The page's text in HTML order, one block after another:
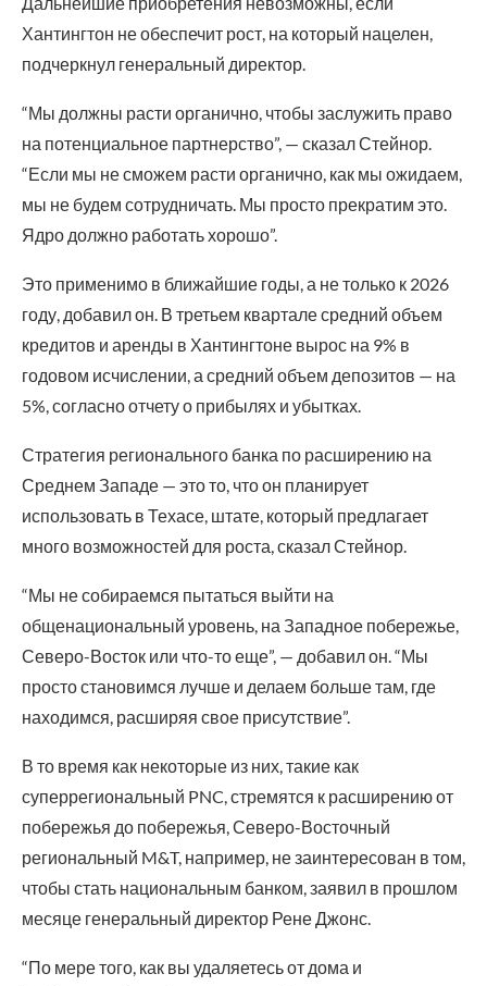
Хантингтон не обеспечит рост, на который нацелен,
подчеркнул генеральный директор.
“Мы должны расти органично, чтобы заслужить право
на потенциальное партнерство”, — сказал Стейнор.
“Если мы не сможем расти органично, как мы ожидаем,
мы не будем сотрудничать. Мы просто прекратим это.
Ядро должно работать хорошо”.
Это применимо в ближайшие годы, а не только к 2026
году, добавил он. В третьем квартале средний объем
кредитов и аренды в Хантингтоне вырос на 9% в
годовом исчислении, а средний объем депозитов — на
5%, согласно отчету о прибылях и убытках.
Стратегия регионального банка по расширению на
Среднем Западе — это то, что он планирует
использовать в Техасе, штате, который предлагает
много возможностей для роста, сказал Стейнор.
“Мы не собираемся пытаться выйти на
общенациональный уровень, на Западное побережье,
Северо-Восток или что-то еще”, — добавил он. “Мы
просто становимся лучше и делаем больше там, где
находимся, расширяя свое присутствие”.
В то время как некоторые из них, такие как
суперрегиональный PNC, стремятся к расширению от
побережья до побережья, Северо-Восточный
региональный M&T, например, не заинтересован в том,
чтобы стать национальным банком, заявил в прошлом
месяце генеральный директор Рене Джонс.
“По мере того, как вы удаляетесь от дома и